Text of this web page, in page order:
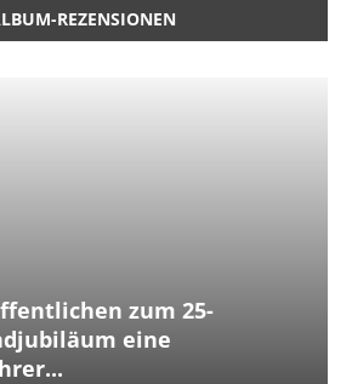
REZENSIONEN
zum 25-
eine